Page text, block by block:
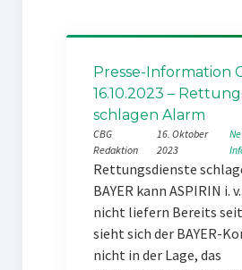
Presse-Information
16.10.2023 –
schlagen Alarm
CBG
Redaktion
16. Oktober
2023
Rettungsdienste
BAYER kann ASPIRIN i.
nicht liefern Bereits
sieht sich der BAYER-
nicht in der Lage, das